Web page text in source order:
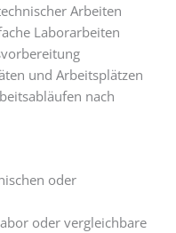
Arbeiten
Laborarbeiten
und Arbeitsplätzen
nach
oder
oder vergleichbare